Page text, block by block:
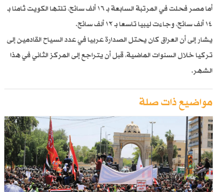
أما مصر فحلت في المرتبة السابعة بـ ١٦ ألف سائح، تلتها الكويت ثامنا بـ
١٤ ألف سائح، وجاءت ليبيا تاسعا بـ ١٢ ألف سائح.
يشار إلى أن العراق كان يحتل الصدارة عربيا في عدد السياح القادمين إلى
تركيا خلال السنوات الماضية، قبل أن يتراجع إلى المركز الثاني في هذا
الشهر.
مواضيع ذات صلة